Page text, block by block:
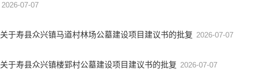
2026-07-07
关于寿县众兴镇马道村林场公墓建设项目建议书的批复 2026-07-07
关于寿县众兴镇楼郢村公墓建设项目建议书的批复 2026-07-07